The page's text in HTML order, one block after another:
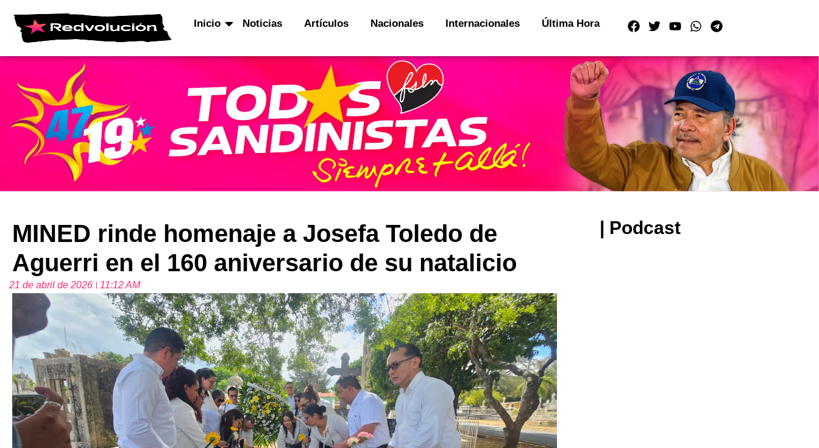
Inicio Noticias Artículos Nacionales Internacionales Última Hora
MINED rinde homenaje a Josefa Toledo de
Aguerri en el 160 aniversario de su natalicio
21 de abril de 2026 11:12 AM
| Podcast